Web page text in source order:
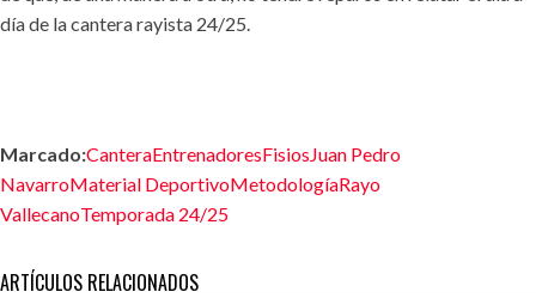
día de la cantera rayista 24/25.
Marcado:CanteraEntrenadoresFisios Juan Pedro
NavarroMaterial DeportivoMetodologíaRayo
VallecanoTemporada 24/25
ARTÍCULOS RELACIONADOS